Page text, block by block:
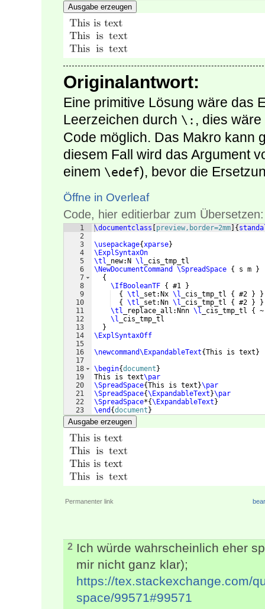
Ausgabe erzeugen
Originalantwort:
Eine primitive Lösung wäre das
Leerzeichen durch \: , dies
Code möglich. Das Makro kann
diesem Fall wird das Argument
einem \edef), bevor die
Öffne in Overleaf
Code, hier editierbar zum Übersetzen:
1
2
3
4
5
6
7
8
9
10
11
12
13
14
15
16
17
18
19
20
21
22
23
\documentclass preview,border=2mm {
\usepackage{xparse}
\ExplSyntaxOn
\tl _new:N \l _cis_tmp_tl
\NewDocumentCommand
\SpreadSpace { s m
}
{
\IfBooleanTF { #1
}
{
\tl _set:Nx \l _cis_tmp_tl { #2 }
}
{
\tl _set:Nn \l _cis_tmp_tl { #2 }
}
\tl _replace_all:Nnn \l _cis_tmp_tl {
\l _cis_tmp_tl
}
\ExplSyntaxOff
\newcommand\ExpandableText{This is text }
\begin{document }
This is text\par
\SpreadSpace{This is text }\par
\SpreadSpace{\ExpandableText }\par
\SpreadSpace*{\ExpandableText }
\end {document }
Ausgabe erzeugen
Permanenter link
2 Ich würde wahrscheinlich eher
mir nicht ganz klar);
https://tex.stackexchange.com/
space/99571#99571